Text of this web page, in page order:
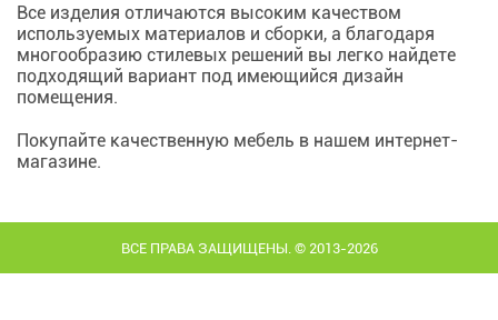
Все изделия отличаются высоким качеством
используемых материалов и сборки, а благодаря
многообразию стилевых решений вы легко найдете
подходящий вариант под имеющийся дизайн
помещения.
Покупайте качественную мебель в нашем интернет-
магазине.
ВСЕ ПРАВА ЗАЩИЩЕНЫ. © 2013-2026